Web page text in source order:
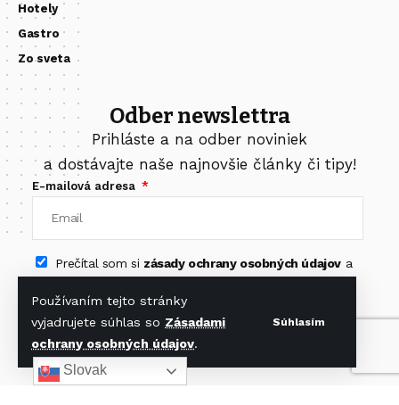
Používaním tejto stránky
vyjadrujete súhlas so Zásadami
ochrany osobných údajov.
Súhlasím
Hotely
Gastro
Zo sveta
Odber newslettra
Prihláste a na odber noviniek
a dostávajte naše najnovšie články či tipy!
E-mailová adresa
Prečítal som si zásady ochrany osobných údajova
Odoberať newsletter
Slovak